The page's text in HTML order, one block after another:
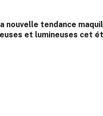
nouvelle tendance
et lumineuses cet